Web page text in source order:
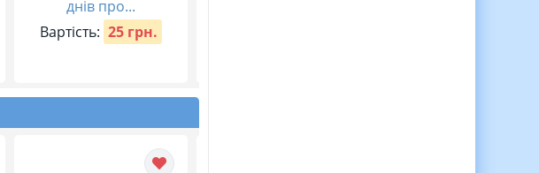
днів про...
Вартість: 25 грн.